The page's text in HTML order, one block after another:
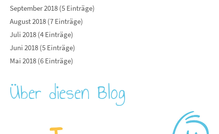
September 2018 (5 Einträge)
August 2018 (7 Einträge)
Juli 2018 (4 Einträge)
Juni 2018 (5 Einträge)
Mai 2018 (6 Einträge)
Über diesen Blog